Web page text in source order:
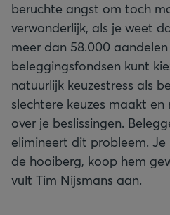
beruchte angst om toch
verwonderlijk, als je weet
meer dan 58.000
beleggingsfondsen kunt
natuurlijk keuzestress als
slechtere keuzes maakt
over je beslissingen.
elimineert dit probleem.
de hooiberg, koop hem
vult Tim Nijsmans aan.